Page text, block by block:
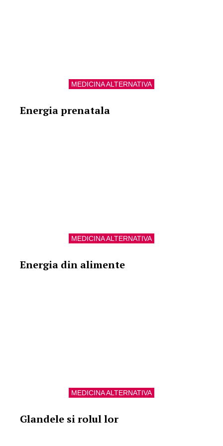
MEDICINA ALTERNATIVA
Energia prenatala
MEDICINA ALTERNATIVA
Energia din alimente
MEDICINA ALTERNATIVA
Glandele si rolul lor